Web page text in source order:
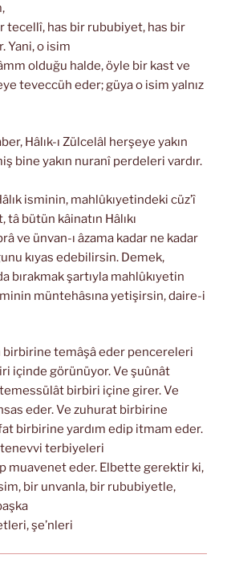
tecellî, has bir rububiyet, has bir
Yani, o isim
olduğu halde, öyle bir kast ve
teveccüh eder; güya o isim yalnız
Hâlık-ı Zülcelâl herşeye yakın
bine yakın nuranî perdeleri vardır.
isminin, mahlûkıyetindeki cüz’î
bütün kâinatın Hâlıkı
ve ünvan-ı âzama kadar ne kadar
kıyas edebilirsin. Demek,
bırakmak şartıyla mahlûkıyetin
müntehâsına yetişirsin, daire-i
temâşâ eder pencereleri
içinde görünüyor. Ve şuûnât
birbiri içine girer. Ve
eder. Ve zuhurat birbirine
birbirine yardım edip itmam eder.
terbiyeleri
muavenet eder. Elbette gerektir ki,
bir unvanla, bir rububiyetle,
şe’nleri